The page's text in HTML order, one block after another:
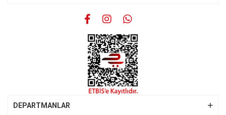
Gönder
DEPARTMANLAR